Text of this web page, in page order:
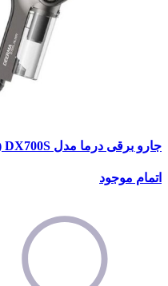
جارو برقی درما مدل DX700S (کارتن آسیب دیده)
اتمام موجود